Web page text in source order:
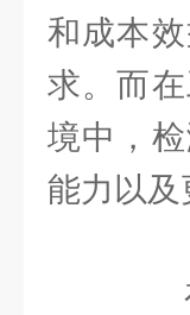
和成本
求。而
境中，
能力以及
在